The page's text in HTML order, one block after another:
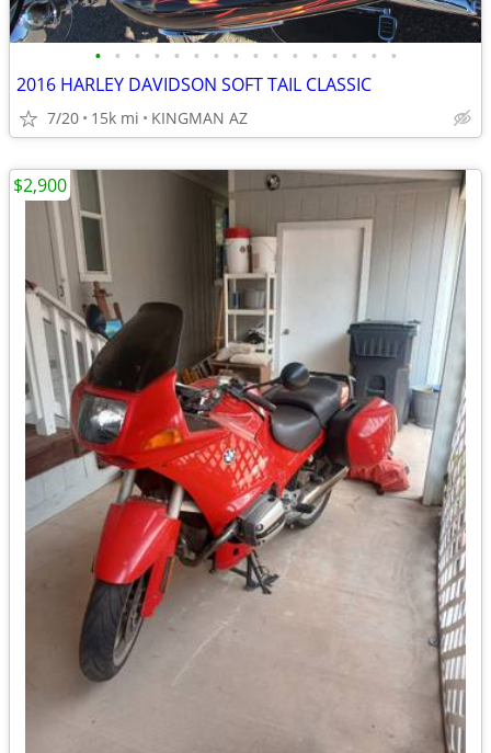
• • • • • • • • • • • • • • • •
2016 HARLEY DAVIDSON SOFT TAIL CLASSIC
7/20 15k mi KINGMAN AZ
$2,900